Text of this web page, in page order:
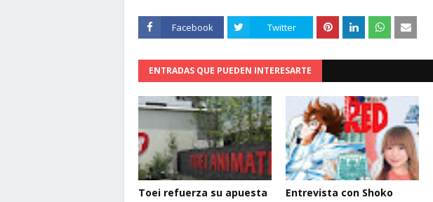
Facebook Twitter
ENTRADAS QUE PUEDEN INTERESARTE
Toei refuerza su apuesta
Entrevista con Shoko